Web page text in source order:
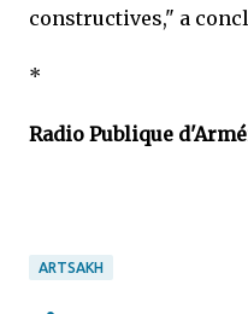
constructives," a
*
Radio Publique
ARTSAKH